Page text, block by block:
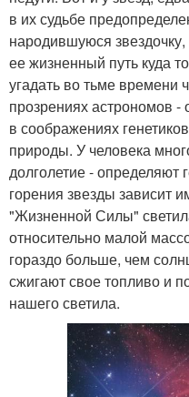
в их судьбе
народившуюся
ее жизненный путь куда
угадать во тьме времени
прозрениях астрономов -
в соображениях
природы. У человека
долголетие - определяют
горения звезды зависит
"Жизненной Силы"
относительно малой
гораздо больше, чем
сжигают свое топливо и
нашего светила.